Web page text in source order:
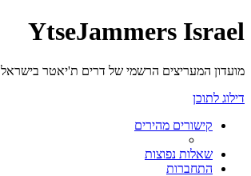
YtseJammers Israel
מועדון המעריצים הרשמי של דרים ת'יאטר בישראל
דילוג לתוכן
קישורים מהירים
שאלות נפוצות
התחברות